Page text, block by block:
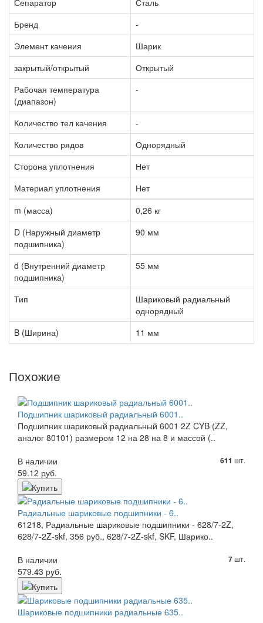
Сепаратор
Сталь
Бренд
-
Элемент качения
Шарик
закрытый/открытый
Открытый
Рабочая температура
(диапазон)
-
Количество тел качения
-
Количество рядов
Однорядный
Сторона уплотнения
Нет
Материал уплотнения
Нет
m (масса)
0,26 кг
D (Наружный диаметр
подшипника)
90 мм
d (Внутренний диаметр
подшипника)
55 мм
Тип
Шариковый радиальный
однорядный
B (Ширина)
11 мм
Похожие
Подшипник шариковый радиальный 6001..
Подшипник шариковый радиальный 6001 2Z CYB (ZZ,
аналог 80101) размером 12 на 28 на 8 и массой (..
В наличии
611 шт.
59.12 руб.
Радиальные шариковые подшипники - 6..
61218, Радиальные шариковые подшипники - 628/7-2Z,
628/7-2Z-skf, 356 руб., 628/7-2Z-skf, SKF, Шарико..
В наличии
7шт.
579.43 руб.
Шариковые подшипники радиальные 635..